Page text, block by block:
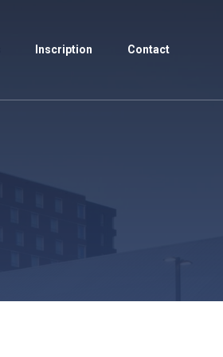
Inscription Contact